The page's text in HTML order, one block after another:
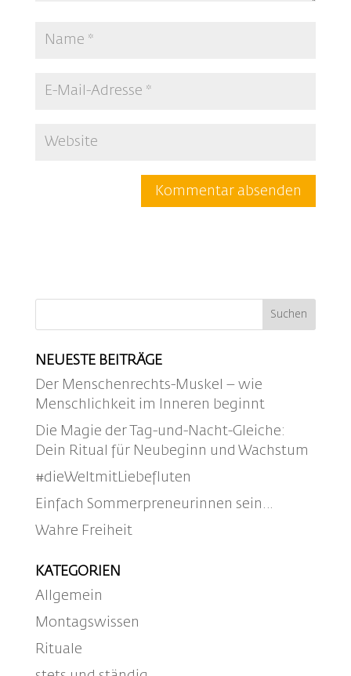
NEUESTE BEITRÄGE
Der Menschenrechts-Muskel – wie
Menschlichkeit im Inneren beginnt
Die Magie der Tag-und-Nacht-Gleiche:
Dein Ritual für Neubeginn und Wachstum
#dieWeltmitLiebefluten
Einfach Sommerpreneurinnen sein…
Wahre Freiheit
KATEGORIEN
Allgemein
Montagswissen
Rituale